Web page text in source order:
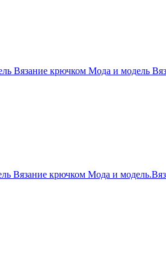
Вязание крючком Мода и модель
Вязание крючком Мода и